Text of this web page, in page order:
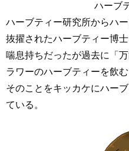
ハーブ
ハーブティー研究所からハ
抜擢されたハーブティー博士
喘息持ちだったが過去に「
ラワーのハーブティーを飲
そのことをキッカケにハー
ている。